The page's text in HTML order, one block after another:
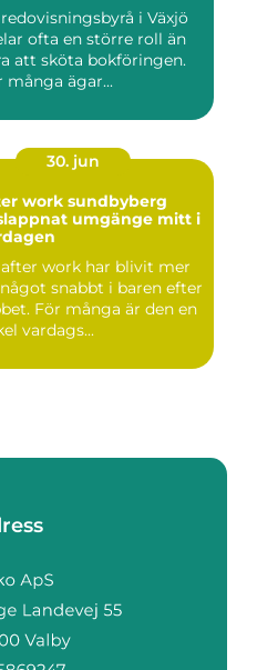
i Växjö
ofta en större roll än
att sköta bokföringen.
många ägar...
30. jun
work sundbyberg
umgänge mitt i
after work har blivit mer
snabbt i baren efter
För många är den en
vardags...